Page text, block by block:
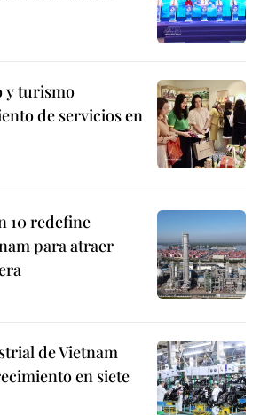
y turismo
de servicios en
10 redefine
para atraer
de Vietnam
en siete